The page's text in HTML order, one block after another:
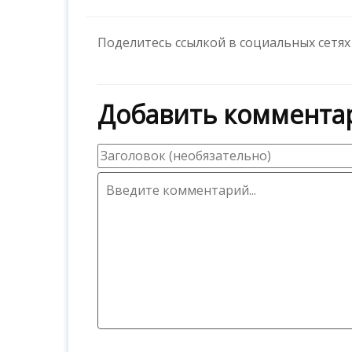
Поделитесь ссылкой в социальных сетях
Добавить